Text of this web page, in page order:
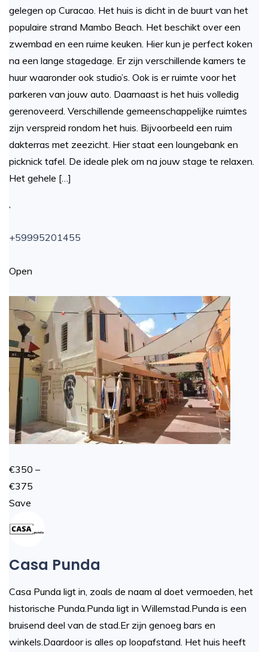
gelegen op Curacao. Het huis is dicht in de buurt van het
populaire strand Mambo Beach. Het beschikt over een
zwembad en een ruime keuken. Hier kun je perfect koken
na een lange stagedage. Er zijn verschillende kamers te
huur waaronder ook studio’s. Ook is er ruimte voor het
parkeren van jouw auto. Daarnaast is het huis volledig
gerenoveerd. Verschillende gemeenschappelijke ruimtes
zijn verspreid rondom het huis. Bijvoorbeeld een ruim
dakterras met zeezicht. Hier staat een loungebank en
picknick tafel. De ideale plek om na jouw stage te relaxen.
Het gehele […]
+59995201455
Open
€350 –
€375
Save
Casa Punda
Casa Punda ligt in, zoals de naam al doet vermoeden, het
historische Punda.Punda ligt in Willemstad.Punda is een
bruisend deel van de stad.Er zijn genoeg bars en
winkels.Daardoor is alles op loopafstand. Het huis heeft